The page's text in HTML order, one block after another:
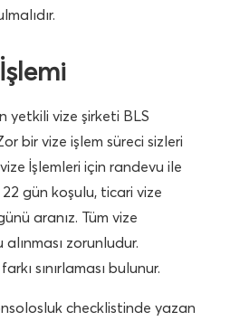
yetkili vize şirketi BLS
bir vize işlem süreci sizleri
İşlemleri için randevu ile
gün koşulu, ticari vize
aranız. Tüm vize
zorunludur.
sınırlaması bulunur.
checklistinde yazan